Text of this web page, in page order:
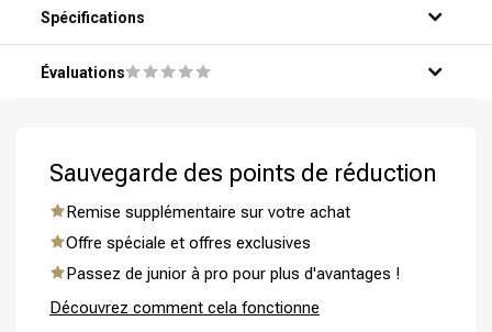
Spécifications
Évaluations
Sauvegarde des points de réduction
Remise supplémentaire sur votre achat
Offre spéciale et offres exclusives
Passez de junior à pro pour plus d'avantages !
Découvrez comment cela fonctionne